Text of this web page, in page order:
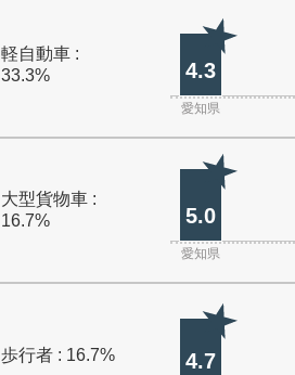
軽自動車 :
33.3%
4.3
愛知県
大型貨物車 :
16.7%
5.0
愛知県
歩行者 : 16.7% 4.7